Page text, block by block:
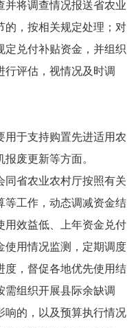
并将调查情况报送省农业
的，按相关规定处理；对
定兑付补贴资金，并组织
行评估，视情况及时调
用于支持购置先进适用农
废更新等方面。
同省农业农村厅按照有关
等工作，动态调减资金结
用效益低、上年资金兑付
使用情况监测，定期调度
度，督促各地优先使用结
需组织开展县际余缺调
响的，以及预算执行情况